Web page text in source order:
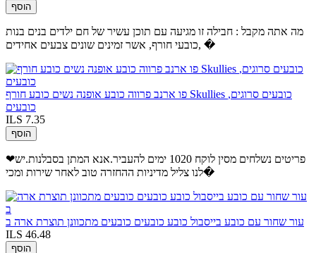
הוסף
מה אתה מקבל : חבילה זו מגיעה עם תוכן עשיר של חם ילדים בנים בנות
כובעי חורף, אשר זמינים שונים צבעים אחידים, �
פו ארנב פרווה כובע אופנה נשים כובע חורף Skullies כובעים סרוגים,
כובעים
ILS 7.35
הוסף
❤פריטים נשלחים מסין לוקח 1020 ימים להעביר.אנא המתן בסבלנות.יש
לנו צליל מדיניות ההחזרה טוב לאחר שירות ומכי�
עור שחור עם כובע בייסבול כובע כובעים כובעים מתכוונן תוצרת ארה ב
ILS 46.48
הוסף